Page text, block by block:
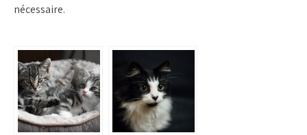
nécessaire.